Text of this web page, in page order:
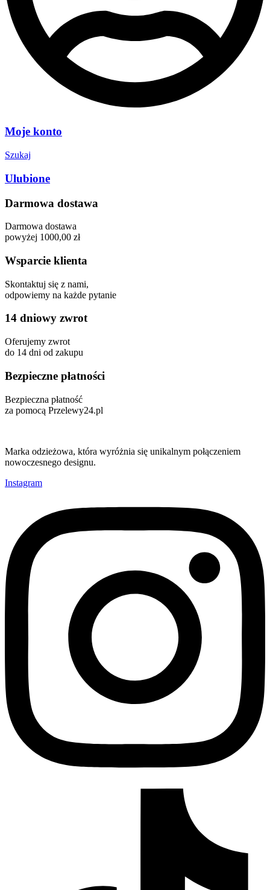
Moje konto
Szukaj
Ulubione
Darmowa dostawa
Darmowa dostawa
powyżej 1000,00 zł
Wsparcie klienta
Skontaktuj się z nami,
odpowiemy na każde pytanie
14 dniowy zwrot
Oferujemy zwrot
do 14 dni od zakupu
Bezpieczne płatności
Bezpieczna płatność
za pomocą Przelewy24.pl
Marka odzieżowa, która wyróżnia się unikalnym połączeniem
nowoczesnego designu.
Instagram